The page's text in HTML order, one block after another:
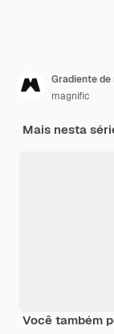
Gradiente
magnific
Mais nesta
Você também